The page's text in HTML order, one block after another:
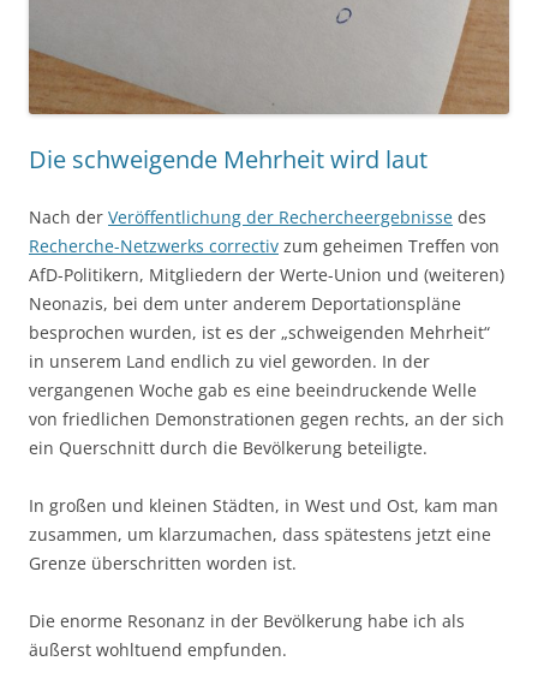
Die schweigende Mehrheit wird laut
Nach der Veröffentlichung der Rechercheergebnisse des
Recherche-Netzwerks correctiv zum geheimen Treffen von
AfD-Politikern, Mitgliedern der Werte-Union und (weiteren)
Neonazis, bei dem unter anderem Deportationspläne
besprochen wurden, ist es der „schweigenden Mehrheit“
in unserem Land endlich zu viel geworden. In der
vergangenen Woche gab es eine beeindruckende Welle
von friedlichen Demonstrationen gegen rechts, an der sich
ein Querschnitt durch die Bevölkerung beteiligte.
In großen und kleinen Städten, in West und Ost, kam man
zusammen, um klarzumachen, dass spätestens jetzt eine
Grenze überschritten worden ist.
Die enorme Resonanz in der Bevölkerung habe ich als
äußerst wohltuend empfunden.